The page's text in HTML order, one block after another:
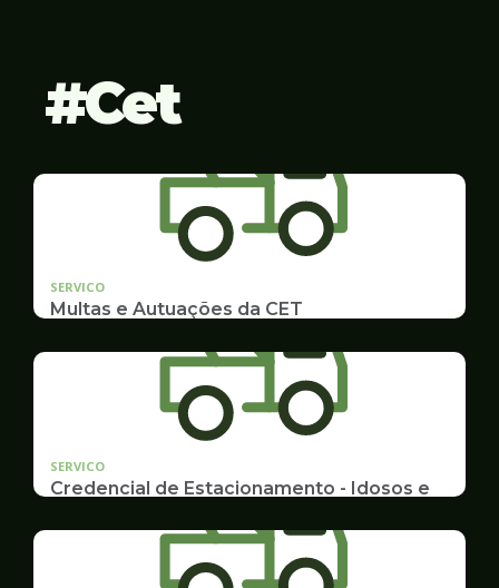
Cet
SERVICO
Multas e Autuações da CET
da CET desta semana
SERVICO
Credencial de Estacionamento - Idosos e
Cadastramento e Renovação